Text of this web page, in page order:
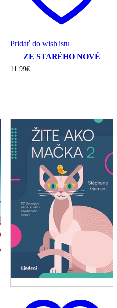
Pridať do wishlistu
ZE STARÉHO NOVÉ
11.99€